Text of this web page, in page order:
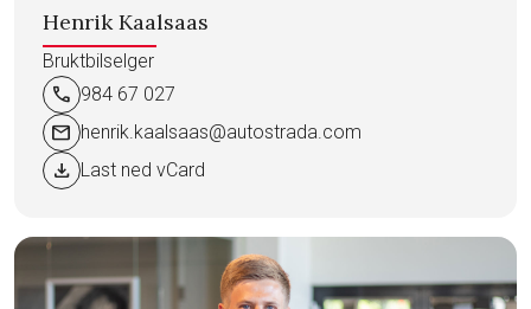
Henrik Kaalsaas
Bruktbilselger
call 984 67 027
mail henrik.kaalsaas@autostrada.com
download Last ned vCard